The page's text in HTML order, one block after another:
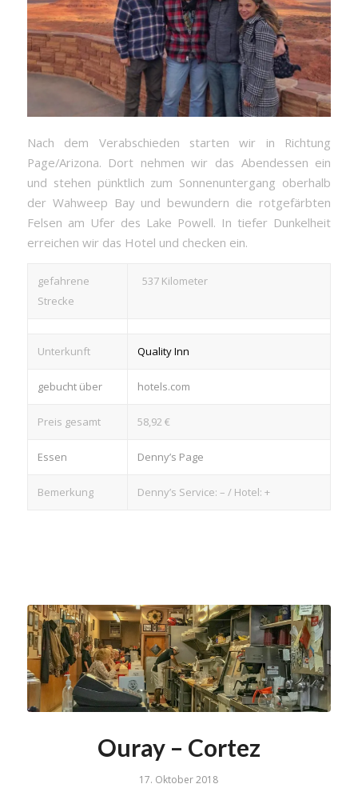
Nach dem Verabschieden starten wir in Richtung
Page/Arizona. Dort nehmen wir das Abendessen ein
und stehen pünktlich zum Sonnenuntergang oberhalb
der Wahweep Bay und bewundern die rotgefärbten
Felsen am Ufer des Lake Powell. In tiefer Dunkelheit
erreichen wir das Hotel und checken ein.
gefahrene
Strecke
537 Kilometer
Unterkunft Quality Inn
gebucht über hotels.com
Preis gesamt 58,92 €
Essen Denny’s Page
Bemerkung Denny’s Service: – / Hotel: +
Ouray – Cortez
17. Oktober 2018